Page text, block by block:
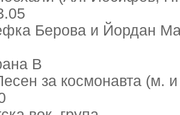
Берова и Йордан
B
за космонавта (м.